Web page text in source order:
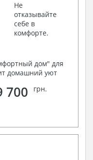
Не
отказывайте
себе в
комфорте.
дом" для
домашний уют
700 грн.